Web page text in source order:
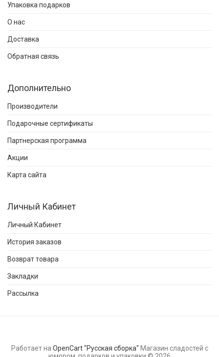
Упаковка подарков
О нас
Доставка
Обратная связь
Дополнительно
Производители
Подарочные сертификаты
Партнерская программа
Акции
Карта сайта
Личный Кабинет
Личный Кабинет
История заказов
Возврат товара
Закладки
Рассылка
Работает на OpenCart "Русская сборка" Магазин сладостей с